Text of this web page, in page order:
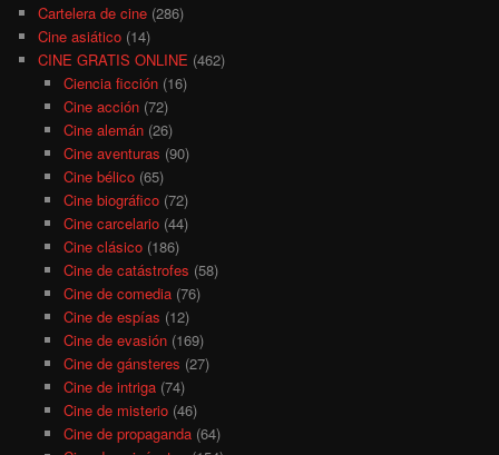
Cartelera de cine (286)
Cine asiático (14)
CINE GRATIS ONLINE (462)
Ciencia ficción(16)
Cine acción(72)
Cine alemán(26)
Cine aventuras (90)
Cine bélico(65)
Cine biográfico(72)
Cine carcelario(44)
Cine clásico(186)
Cine de catástrofes (58)
Cine de comedia(76)
Cine de espías (12)
Cine de evasión(169)
Cine de gánsteres (27)
Cine de intriga(74)
Cine de misterio(46)
Cine de propaganda(64)